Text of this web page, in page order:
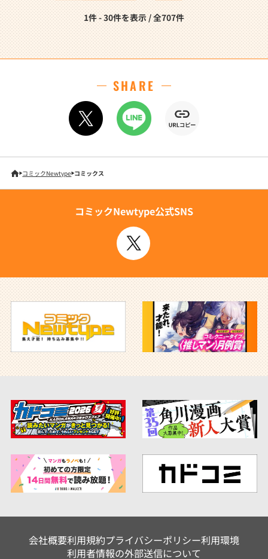
1件 - 30件を表示 / 全707件
SHARE
コミックNewtype コミックス
コミックNewtype公式SNS
会社概要利用規約プライバシーポリシー利用環境
利用者情報の外部送信について